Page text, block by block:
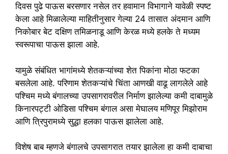
दिवस पुढे पाऊस बरसणार नसेल तर हवामान विभागाने यावेळी स्पष्ट
केला आहे मिळालेल्या माहितीनुसार गेल्या 24 तासात अंदमान आणि
निकोबार बेट दक्षिण तमिळनाडू आणि केरळ मध्ये हलके ते मध्यम
स्वरूपाचा पाऊस झाला आहे.
यामुळे संबंधित भागांमध्ये शेतकऱ्यांच्या शेत पिकांना मोठा फटका
बसलेला आहे. परिणाम शेतकऱ्यांचे चिंता आणखी वाढू लागलेले आहे
पश्चिम मध्ये बंगालच्या उपसागरावरील निर्माण झालेल्या कमी दाबामुळे
किनारपट्टी ओडिसा पश्चिम बंगाल असा मेघालय मणिपूर मिझोराम
आणि त्रिपुरामध्ये सुद्धा हलका पाऊस झालेला आहे.
विशेष बाब म्हणजे बंगालचे उपसागरात तयार झालेला हा कमी दाबाचा